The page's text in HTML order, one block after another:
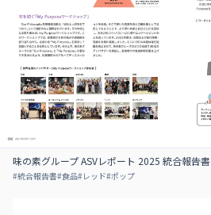
味の素グループ ASVレポート 2025 統合報告書
#統合報告書#食品#レッド#ポップ